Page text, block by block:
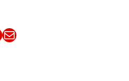
Email this Article